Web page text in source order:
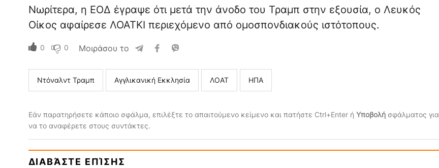
Νωρίτερα, η ΕΟΔ έγραψε ότι μετά την άνοδο του Τραμπ στην εξουσία, ο Λευκός
Οίκος αφαίρεσε ΛΟΑΤΚΙ περιεχόμενο από ομοσπονδιακούς ιστότοπους.
0 0 Μοιράσου το
Ντόναλντ Τραμπ Αγγλικανική Εκκλησία ΛΟΑΤ ΗΠΑ
Εάν παρατηρήσετε κάποιο σφάλμα, επιλέξτε το απαιτούμενο κείμενο και πατήστε Ctrl+Enter ή Υποβολήσφάλματος για
να το αναφέρετε στους συντάκτες.
ΔΙΑΒΆΣΤΕ ΕΠΊΣΗΣ